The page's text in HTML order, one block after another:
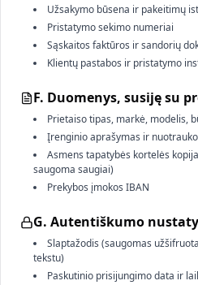
Užsakymo būsena ir pakeitimų
Pristatymo sekimo numeriai
Sąskaitos faktūros ir sandorių
Klientų pastabos ir pristatymo
F. Duomenys, susiję su
Prietaiso tipas, markė, modelis,
Įrenginio aprašymas ir
Asmens tapatybės kortelės
saugoma saugiai)
Prekybos įmokos IBAN
G. Autentiškumo
Slaptažodis (saugomas
tekstu)
Paskutinio prisijungimo data ir